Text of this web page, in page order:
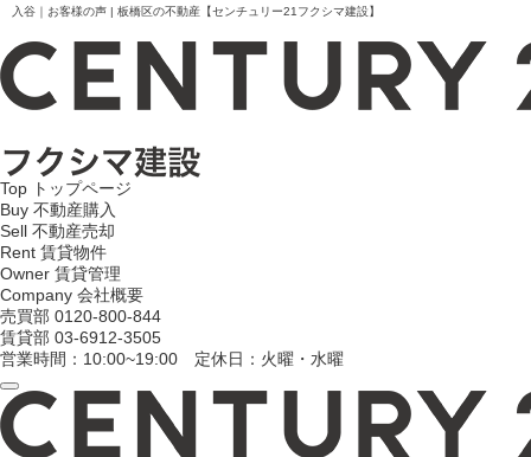
入谷｜お客様の声 | 板橋区の不動産【センチュリー21フクシマ建設】
Top トップページ
Buy 不動産購入
Sell 不動産売却
Rent 賃貸物件
Owner 賃貸管理
Company 会社概要
売買部 0120-800-844
賃貸部 03-6912-3505
営業時間：10:00~19:00 定休日：火曜・水曜